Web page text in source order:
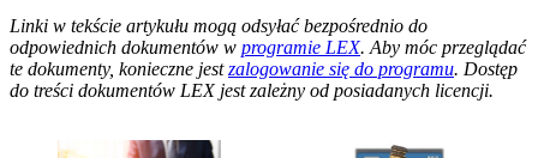
Linki w tekście artykułu mogą odsyłać bezpośrednio do
odpowiednich dokumentów w programie LEX. Aby móc przeglądać
te dokumenty, konieczne jestzalogowanie się do programu. Dostęp
do treści dokumentów LEX jest zależny od posiadanych licencji.